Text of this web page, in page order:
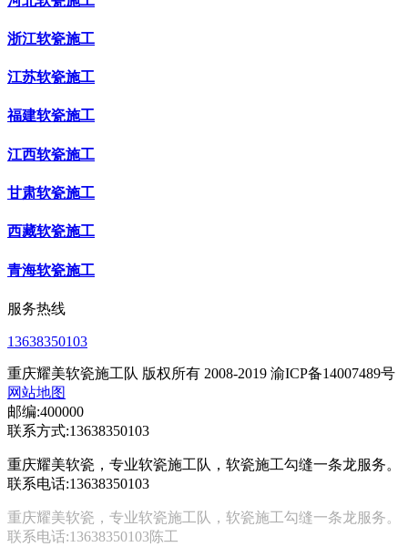
浙江软瓷施工
江苏软瓷施工
福建软瓷施工
江西软瓷施工
甘肃软瓷施工
西藏软瓷施工
青海软瓷施工
服务热线
13638350103
重庆耀美软瓷施工队 版权所有 2008-2019 渝ICP备14007489号
网站地图
邮编:400000
联系方式:13638350103
重庆耀美软瓷，专业软瓷施工队，软瓷施工勾缝一条龙服务。
联系电话:13638350103
重庆耀美软瓷，专业软瓷施工队，软瓷施工勾缝一条龙服务。
联系电话:13638350103陈工